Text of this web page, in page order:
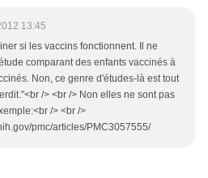
13:45
si les vaccins fonctionnent. Il ne
comparant des enfants vaccinés à
Non, ce genre d'études-là est tout
/> <br /> Non elles ne sont pas
/> <br />
pmc/articles/PMC3057555/